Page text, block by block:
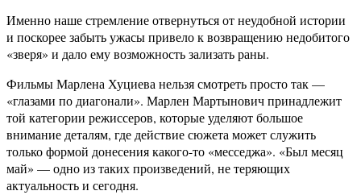
Именно наше стремление отвернуться от неудобной истории
и поскорее забыть ужасы привело к возвращению недобитого
«зверя» и дало ему возможность зализать раны.
Фильмы Марлена Хуциева нельзя смотреть просто так —
«глазами по диагонали». Марлен Мартынович принадлежит
той категории режиссеров, которые уделяют большое
внимание деталям, где действие сюжета может служить
только формой донесения какого-то «месседжа». «Был месяц
май» — одно из таких произведений, не теряющих
актуальность и сегодня.